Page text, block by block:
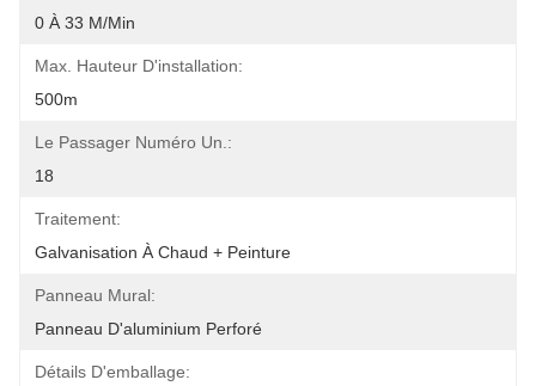
0 À 33 M/min
Max. Hauteur D'installation:
500m
Le Passager Numéro Un.:
18
Traitement:
Galvanisation À Chaud + Peinture
Panneau Mural:
Panneau D'aluminium Perforé
Détails D'emballage: